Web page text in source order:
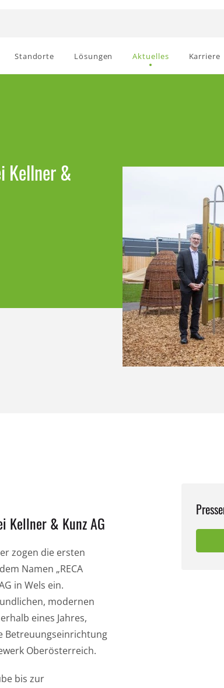
Standorte Lösungen Aktuelles Karriere
Kellner &
Kellner & Kunz AG
zogen die ersten
Namen „RECA
in Wels ein.
modernen
eines Jahres,
Betreuungseinrichtung
Oberösterreich.
bis zur